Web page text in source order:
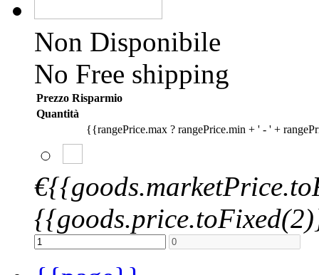
Non Disponibile
No Free shipping
Prezzo Risparmio
Quantità
{{rangePrice.max ? rangePrice.min + ' - ' +